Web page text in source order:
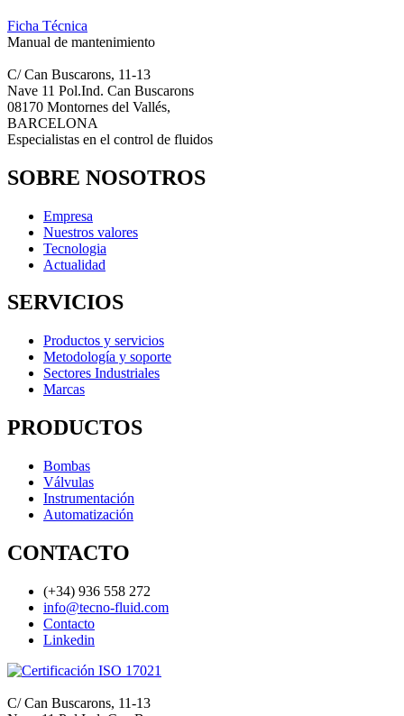
Ficha Técnica
Manual de mantenimiento
C/ Can Buscarons, 11-13
Nave 11 Pol.Ind. Can Buscarons
08170 Montornes del Vallés,
BARCELONA
Especialistas en el control de fluidos
SOBRE NOSOTROS
Empresa
Nuestros valores
Tecnologia
Actualidad
SERVICIOS
Productos y servicios
Metodología y soporte
Sectores Industriales
Marcas
PRODUCTOS
Bombas
Válvulas
Instrumentación
Automatización
CONTACTO
(+34) 936 558 272
info@tecno-fluid.com
Contacto
Linkedin
C/ Can Buscarons, 11-13